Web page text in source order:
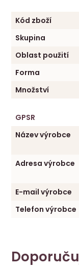
Kód zboží
Skupina
Oblast použití
Forma
Množství
GPSR
Název výrobce
Adresa výrobce
E-mail výrobce
Telefon výrobce